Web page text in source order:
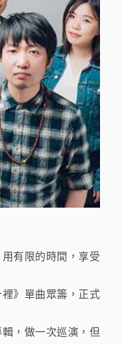
有限的時間，享受
》單曲眾籌，正式
，做一次巡演，但